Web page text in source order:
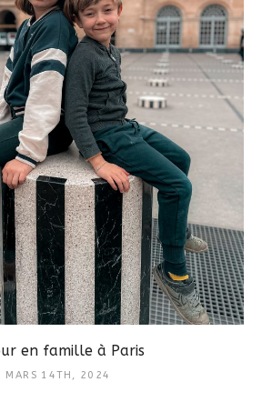
en famille à Paris
MARS 14TH, 2024